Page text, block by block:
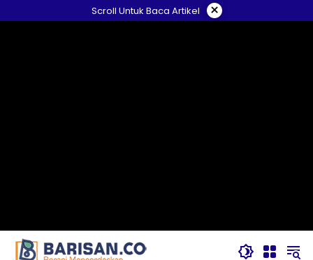
ke
Scroll Untuk Baca Artikel ×